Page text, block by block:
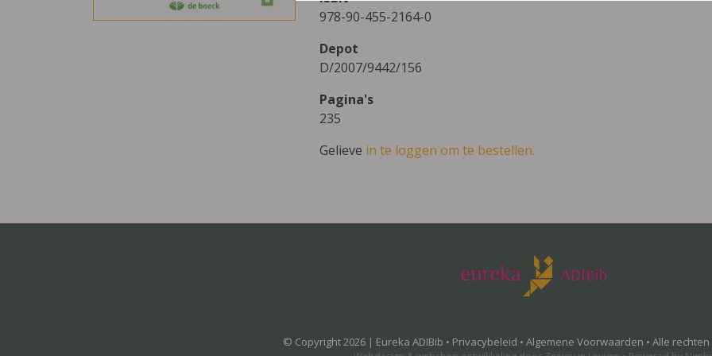
978-90-455-2164-0
Depot
D/2007/9442/156
Pagina's
235
Gelieve in te loggen om te bestellen.
© Copyright 2026 | Eureka ADIBib • Privacybeleid • Algemene Voorwaarden • Alle